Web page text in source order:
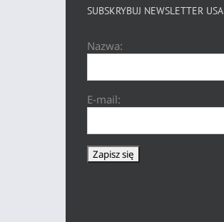
SUBSKRYBUJ NEWSLETTER USA
Nazwa:
E-mail: